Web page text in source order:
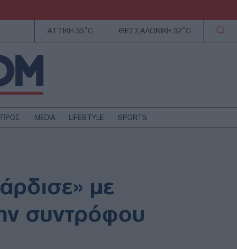
ΑΤΤΙΚΗ 33°C ΘΕΣΣΑΛΟΝΙΚΗ 32°C
MEDIA LIFESTYLE SPORTS
ΤΕΧΝΟΛΟΓΙΑ
με
συντρόφου